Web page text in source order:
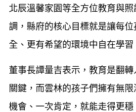
北辰溫馨家園等全方位教育與
調，縣府的核心目標就是讓每
全、更有希望的環境中自在學習
董事長譚量吉表示，教育是翻
關鍵，而雲林的孩子們擁有無
機會、一次肯定，就能走得更穩